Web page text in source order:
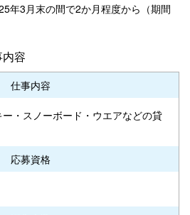
年3月末の間で2か月程度から（期間
容
仕事内容
・スノーボード・ウエアなどの貸
応募資格